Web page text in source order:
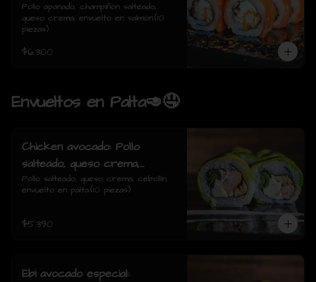
queso crema, envuelto en
salmón.
Pollo apanado, champiñón salteado,
queso crema, envuelto en salmón.(10
piezas)
$6.300
Envueltos en Palta🥑🤤
Chicken avocado: Pollo
salteado, queso crema,
cebollin, envuelto en palta.
Pollo salteado, queso crema, cebollín,
envuelto en palta.(10 piezas)
$5.390
Ebi avocado especial: